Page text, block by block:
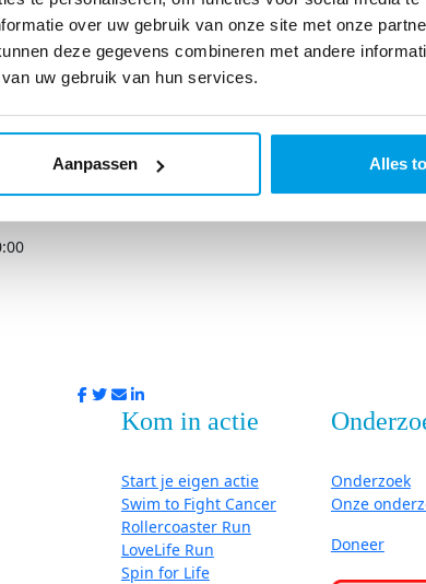
over uw gebruik van onze site met onze
deze gegevens combineren met andere
uw gebruik van hun services.
Aanpassen Alles
Kom in actie
Start je eigen actie
Swim to Fight Cancer
Rollercoaster Run
LoveLife Run
Spin for Life
Onderzoek
Onze
Doneer